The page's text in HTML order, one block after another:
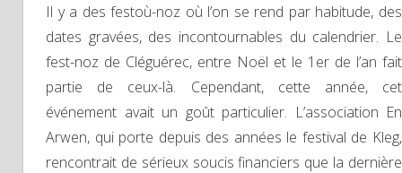
Il y a des festoù-noz où l’on se rend par habitude, des
dates gravées, des incontournables du calendrier. Le
fest-noz de Cléguérec, entre Noël et le 1er de l’an fait
partie de ceux-là. Cependant, cette année, cet
événement avait un goût particulier. L’association En
Arwen, qui porte depuis des années le festival de Kleg,
rencontrait de sérieux soucis financiers que la dernière